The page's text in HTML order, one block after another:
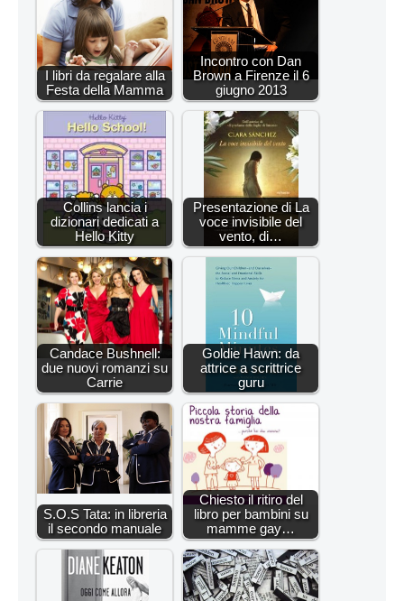
I libri da regalare alla
Festa della Mamma
Incontro con Dan
Brown a Firenze il 6
giugno 2013
Collins lancia i
dizionari dedicati a
Hello Kitty
Presentazione di La
voce invisibile del
vento, di…
Candace Bushnell:
due nuovi romanzi su
Carrie
Goldie Hawn: da
attrice a scrittrice
guru
S.O.S Tata: in libreria
il secondo manuale
Chiesto il ritiro del
libro per bambini su
mamme gay…